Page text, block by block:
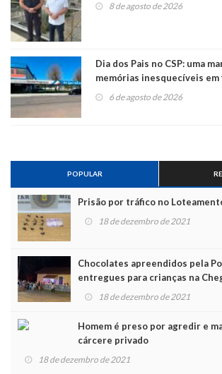
8 de agosto de 2026
Dia dos Pais no CSP: uma
memórias inesquecíveis em
6 de agosto de 2026
POPULAR
Prisão por tráfico no
18 de dezembro de 2021
Chocolates apreendidos pela
entregues para crianças na
Noel
18 de dezembro de 2021
Homem é preso por agredir e
cárcere privado
18 de dezembro de 2021